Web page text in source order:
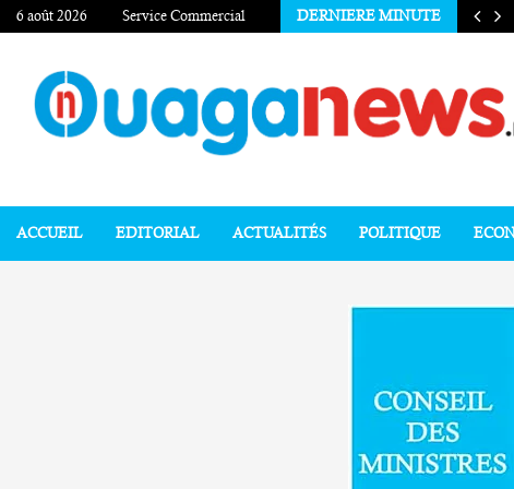
6 août 2026 Service Commercial DERNIERE MINUTE
ACCUEIL EDITORIAL ACTUALITÉS POLITIQUE